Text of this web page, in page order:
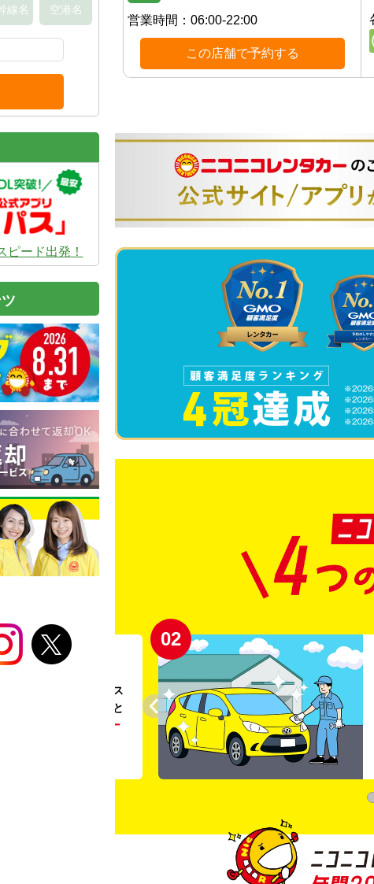
営業時間： 06:00-22:00
この店舗で予約する
。ガソリンス
インフラを活用すること
リー
02
線名 空港名
ード出発！